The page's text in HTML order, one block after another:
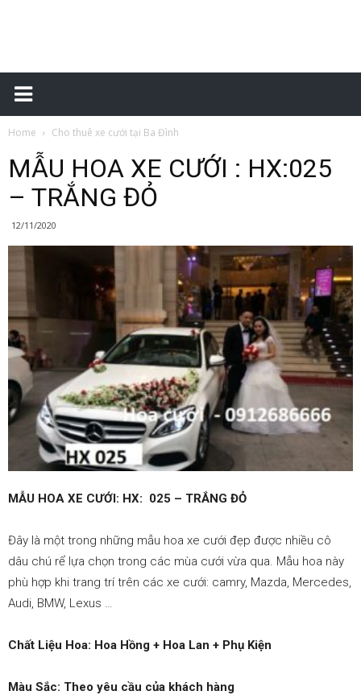
Đặt
bay
–
0912686666
Dat
xe
Home Cho thuê xe cưới tại Ba Đình
MẪU HOA XE CƯỚI : HX:025
– TRẮNG ĐỎ
12/11/2020
MẪU HOA XE CƯỚI: HX: 025 – TRẮNG ĐỎ
Đây là một trong những mẫu hoa xe cưới đẹp được nhiều cô
dâu chú rể lựa chọn trong các mùa cưới vừa qua. Mẫu hoa này
phù hợp khi trang trí trên các xe cưới: camry, Mazda, Mercedes,
Audi, BMW, Lexus …
Chất Liệu Hoa: Hoa Hồng + Hoa Lan + Phụ Kiện
Màu Sắc: Theo yêu cầu của khách hàng